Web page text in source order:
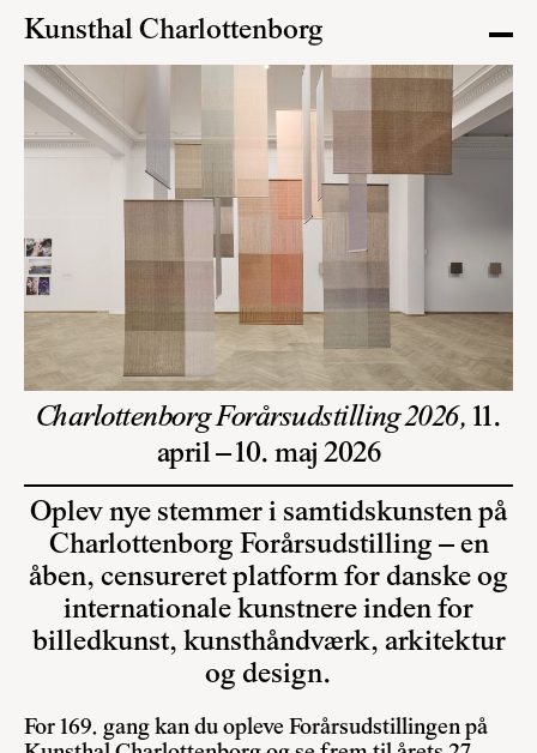
Kunsthal Charlottenborg
Charlottenborg Forårsudstilling 2026, 11.
april – 10. maj 2026
Oplev nye stemmer i samtidskunsten på
Charlottenborg Forårsudstilling – en
åben, censureret platform for danske og
internationale kunstnere inden for
billedkunst, kunsthåndværk, arkitektur
og design.
For 169. gang kan du opleve Forårsudstillingen på